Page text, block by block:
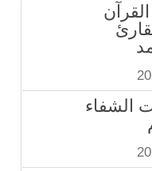
القرآن
الشفاء